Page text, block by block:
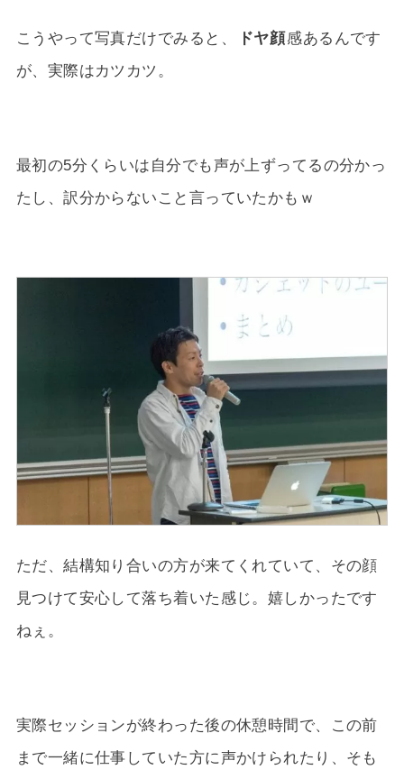
こうやって写真だけでみると、 ドヤ顔感あるんです
が、実際はカツカツ。
最初の5分くらいは自分でも声が上ずってるの分かっ
たし、訳分からないこと言っていたかもｗ
ただ、結構知り合いの方が来てくれていて、その顔
見つけて安心して落ち着いた感じ。嬉しかったです
ねぇ。
実際セッションが終わった後の休憩時間で、この前
まで一緒に仕事していた方に声かけられたり、そも